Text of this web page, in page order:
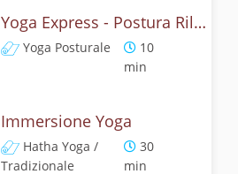
Yoga Express - Postura Rilassata
Yoga Posturale
10
min
Immersione Yoga
Hatha Yoga /
Tradizionale
30
min